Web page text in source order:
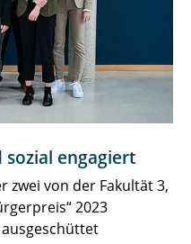
engagiert
zwei von der Fakultät 3,
2023
ausgeschüttet